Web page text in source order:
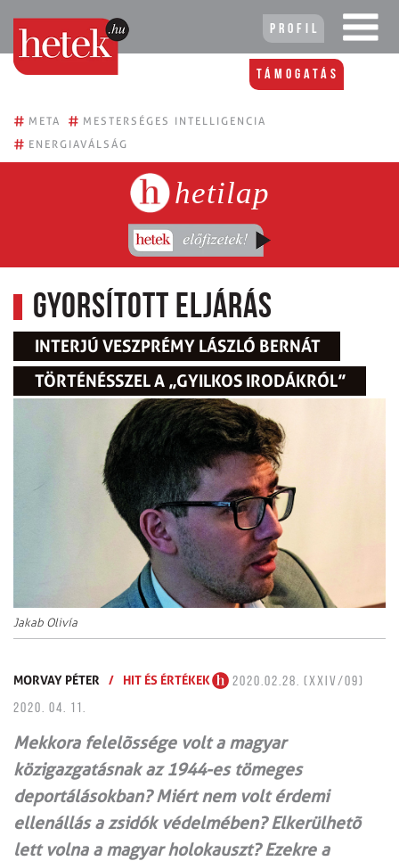
Profil
Támogatás
# META # MESTERSÉGES INTELLIGENCIA
# ENERGIAVÁLSÁG
hetilap
Gyorsított eljárás
INTERJÚ VESZPRÉMY LÁSZLÓ BERNÁT
TÖRTÉNÉSSZEL A „GYILKOS IRODÁKRÓL”
Jakab Olivía
MORVAY PÉTER / HIT ÉS ÉRTÉKEK
2020.02.28. (XXIV/09)
2020. 04. 11.
Mekkora felelõssége volt a magyar
közigazgatásnak az 1944-es tömeges
deportálásokban? Miért nem volt érdemi
ellenállás a zsidók védelmében? Elkerülhetõ
lett volna a magyar holokauszt? Ezekre a